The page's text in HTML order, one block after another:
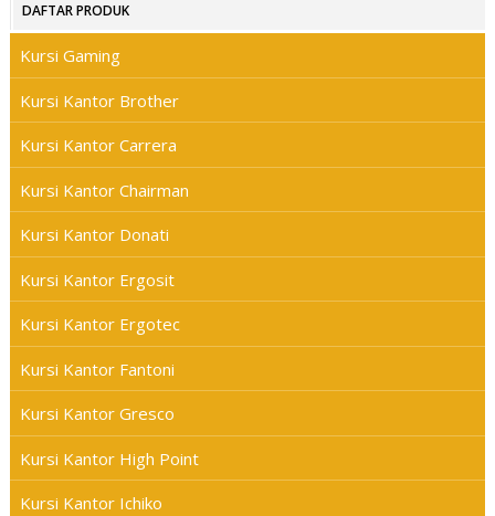
DAFTAR PRODUK
Kursi Gaming
Kursi Kantor Brother
Kursi Kantor Carrera
Kursi Kantor Chairman
Kursi Kantor Donati
Kursi Kantor Ergosit
Kursi Kantor Ergotec
Kursi Kantor Fantoni
Kursi Kantor Gresco
Kursi Kantor High Point
Kursi Kantor Ichiko